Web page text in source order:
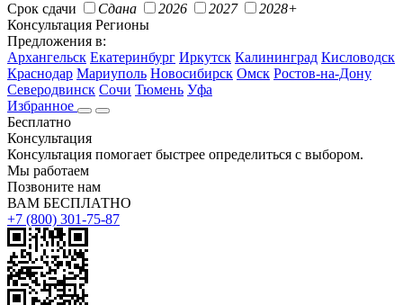
Срок сдачи
Сдана 2026 2027
2028+
Консультация Регионы
Предложения в:
Архангельск Екатеринбург Иркутск Калининград Кисловодск
Краснодар Мариуполь Новосибирск Омск Ростов-на-Дону
Северодвинск Сочи Тюмень Уфа
Избранное
Бесплатно
Консультация
Консультация помогает быстрее определиться с выбором.
Мы работаем
Позвоните нам
ВАМ БЕСПЛАТНО
+7 (800) 301-75-87